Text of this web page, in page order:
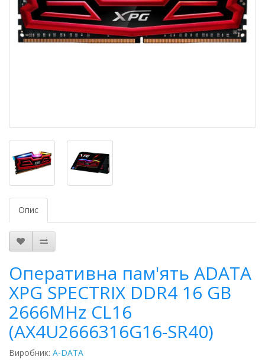
Опис
Оперативна пам'ять ADATA
XPG SPECTRIX DDR4 16 GB
2666MHz CL16
(AX4U2666316G16-SR40)
Виробник: A-DATA